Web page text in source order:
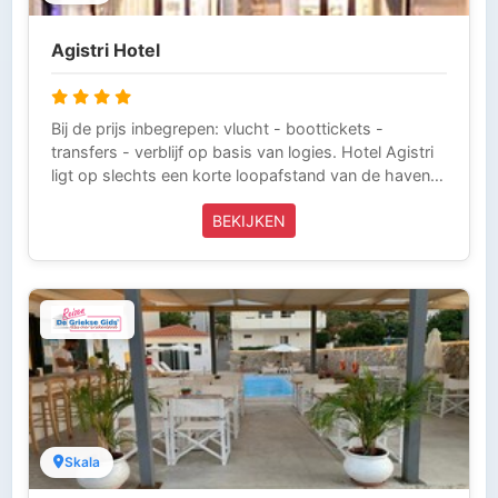
Agistri Hotel
Bij de prijs inbegrepen: vlucht - boottickets -
transfers - verblijf op basis van logies. Hotel Agistri
ligt op slechts een korte loopafstand van de haven
traditionele en stijlvolle accommodatie met eigen
locatie van het Agistri Hotel stelt u in staat om te
genieten van alle lokale voorzieningen. Een korte
wandeling brengt u naar het levendige strand en de
haven van Skala, evenals een uitstekende selectie
van bars en taverna's.
BEKIJKEN
Skala